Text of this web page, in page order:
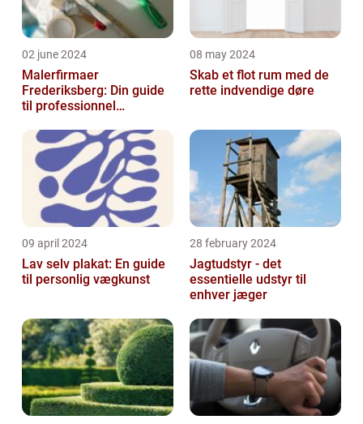
02 june 2024
Malerfirmaer
Frederiksberg: Din guide
til professionnel
08 may 2024
Skab et flot rum med de
rette indvendige døre
09 april 2024
Lav selv plakat: En guide
til personlig vægkunst
28 february 2024
Jagtudstyr - det
essentielle udstyr til
enhver jæger